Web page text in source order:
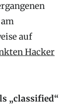
auf
Hacker
„classified“